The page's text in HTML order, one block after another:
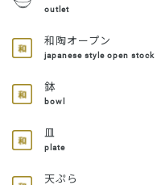
outlet
和陶オープン
japanese style open stock
鉢
bowl
皿
plate
天ぷら